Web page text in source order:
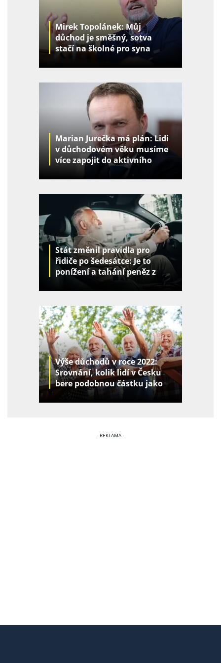
Mirek Topolánek: Můj
důchod je směšný, sotva
stačí na školné pro syna
Marian Jurečka má plán: Lidi
v důchodovém věku musíme
více zapojit do aktivního
Stát změnil pravidla pro
řidiče po šedesátce: Je to
ponížení a tahání peněz z
Výše důchodů v roce 2022:
Srovnání, kolik lidí v Česku
bere podobnou částku jako